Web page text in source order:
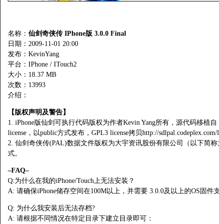
名称： 仙剑奇侠传 IPhone版 3.0.0 Final
日期：2009-11-01 20:00
发布：KevinYang
平台：IPhone / ITouch2
大小：18.37 MB
次数： 13993
介绍：
【版权声明及警告】
1. iPhone版仙剑可执行代码版权为作者Kevin Yang所有，源代码移植
license，以public方式发布，GPL3 license拷贝http://sdlpal.codeplex.com/
2. 仙剑奇侠传(PAL)数据文件版权为大宇资讯股份有限公司（以下简
式。
–FAQ–
Q:为什么在我的iPhone/Touch上无法安装？
A: 请确保iPhone储存空间在100M以上，并需要 3.0.0及以上的OS固件
Q: 为什么我安装后无法存档?
A: 请根据不同情况在特定目录下建立目录即可：